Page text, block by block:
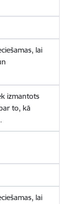
lai
izmantots
to, kā
lai